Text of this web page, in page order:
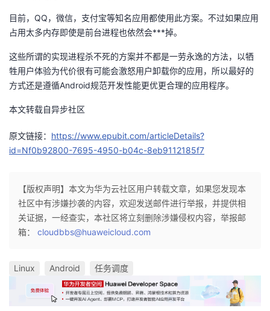
目前，QQ，微信，支付宝等知名应用都使用此方案。不过如果应用
占用太多内存即使是前台进程也依然会***掉。
这些所谓的实现进程杀不死的方案并不都是一劳永逸的方法，以牺
牲用户体验为代价很有可能会激怒用户卸载你的应用，所以最好的
方式还是遵循Android规范开发性能更优更合理的应用程序。
本文转载自异步社区
原文链接： https://www.epubit.com/articleDetails?
id=Nf0b92800-7695-4950-b04c-8eb9112185f7
【版权声明】本文为华为云社区用户转载文章，如果您发现本
社区中有涉嫌抄袭的内容，欢迎发送邮件进行举报，并提供相
关证据，一经查实，本社区将立刻删除涉嫌侵权内容，举报邮
箱： cloudbbs@huaweicloud.com
Linux Android 任务调度